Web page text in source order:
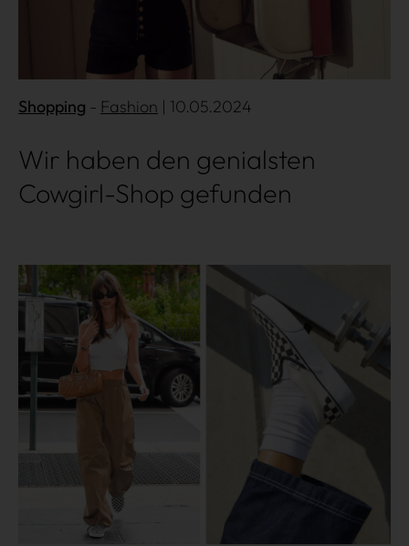
Shopping Fashion | 10.05.2024
Wir haben den genialsten
Cowgirl-Shop gefunden
Mehr lesen